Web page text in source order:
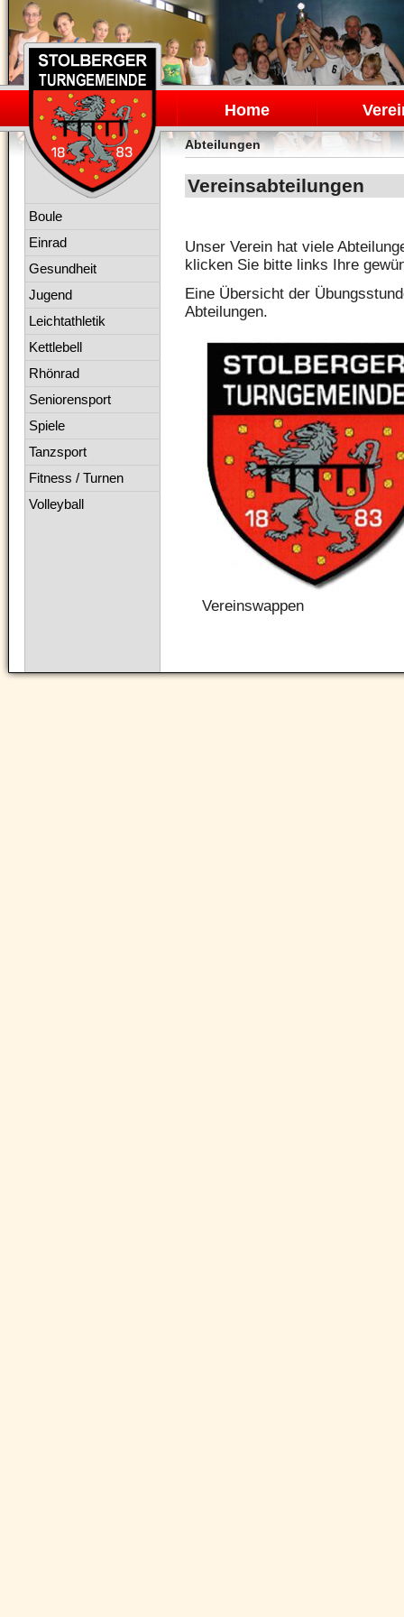
Navigation
überspringen
Home
Abteilungen
Vereinsabteilungen
Unser Verein hat viele
klicken Sie bitte links Ihre
Eine Übersicht der
Abteilungen.
Vereinswappen
Navigation
Boule
Einrad
Gesundheit
Jugend
Leichtathletik
Kettlebell
Rhönrad
Seniorensport
Spiele
Tanzsport
Fitness / Turnen
Volleyball
Navigation